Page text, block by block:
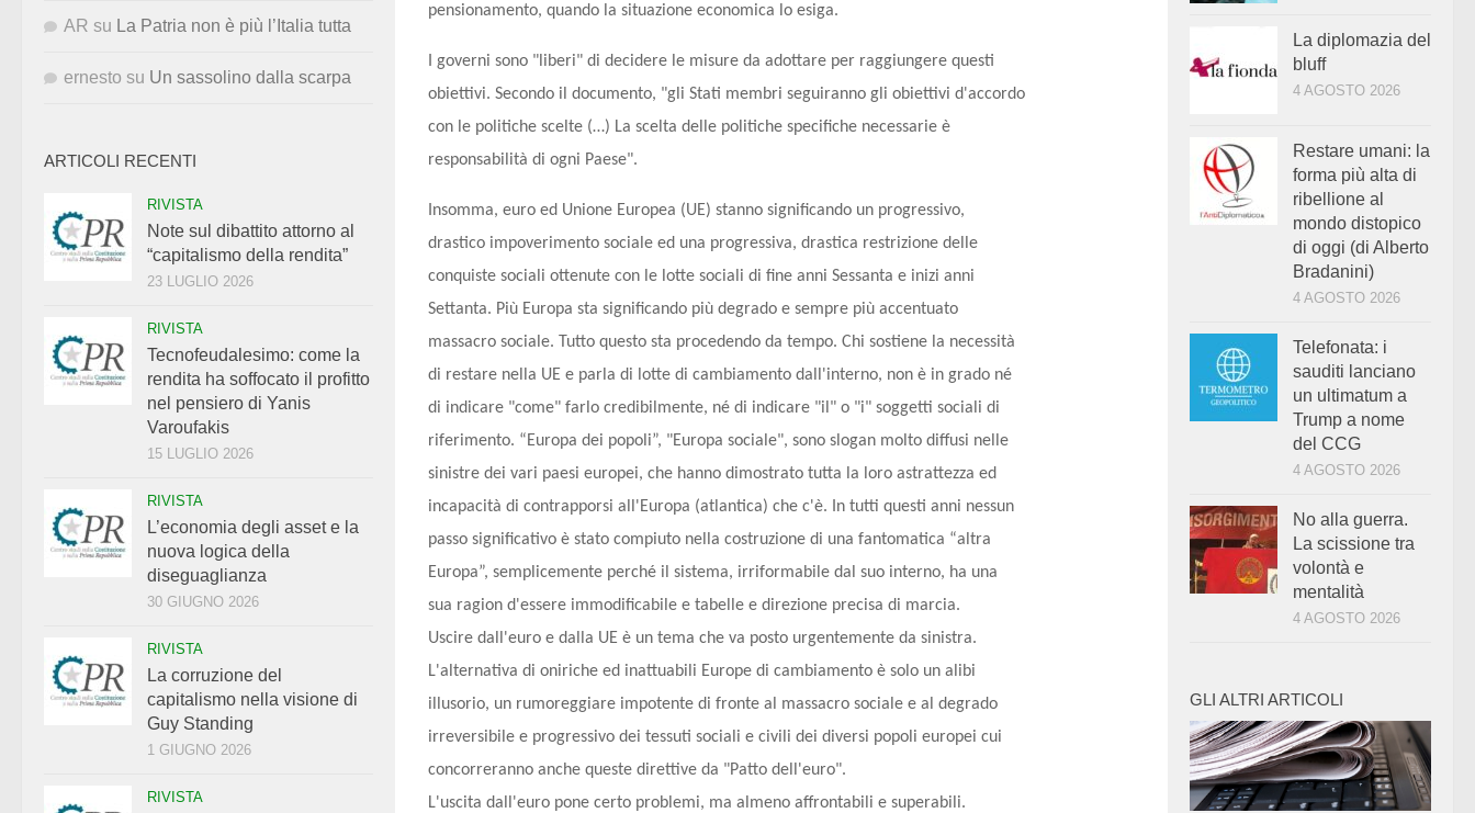
pensionamento, quando la situazione economica lo esiga.
I governi sono "liberi" di decidere le misure da adottare per raggiungere questi
obiettivi. Secondo il documento, "gli Stati membri seguiranno gli obiettivi d'accordo
con le politiche scelte (…) La scelta delle politiche specifiche necessarie è
responsabilità di ogni Paese".
Insomma, euro ed Unione Europea (UE) stanno significando un progressivo,
drastico impoverimento sociale ed una progressiva, drastica restrizione delle
conquiste sociali ottenute con le lotte sociali di fine anni Sessanta e inizi anni
Settanta. Più Europa sta significando più degrado e sempre più accentuato
massacro sociale. Tutto questo sta procedendo da tempo. Chi sostiene la necessità
di restare nella UE e parla di lotte di cambiamento dall'interno, non è in grado né
di indicare "come" farlo credibilmente, né di indicare "il" o "i" soggetti sociali di
riferimento. “Europa dei popoli”, "Europa sociale", sono slogan molto diffusi nelle
sinistre dei vari paesi europei, che hanno dimostrato tutta la loro astrattezza ed
incapacità di contrapporsi all'Europa (atlantica) che c'è. In tutti questi anni nessun
passo significativo è stato compiuto nella costruzione di una fantomatica “altra
Europa”, semplicemente perché il sistema, irriformabile dal suo interno, ha una
sua ragion d'essere immodificabile e tabelle e direzione precisa di marcia.
Uscire dall'euro e dalla UE è un tema che va posto urgentemente da sinistra.
L'alternativa di oniriche ed inattuabili Europe di cambiamento è solo un alibi
illusorio, un rumoreggiare impotente di fronte al massacro sociale e al degrado
irreversibile e progressivo dei tessuti sociali e civili dei diversi popoli europei cui
concorreranno anche queste direttive da "Patto dell'euro".
L'uscita dall'euro pone certo problemi, ma almeno affrontabili e superabili.
AR su La Patria non è più l’Italia tutta
ernesto su Un sassolino dalla scarpa
ARTICOLI RECENTI
RIVISTA
Note sul dibattito attorno al
“capitalismo della rendita”
23 LUGLIO 2026
RIVISTA
Tecnofeudalesimo: come la
rendita ha soffocato il profitto
nel pensiero di Yanis
Varoufakis
15 LUGLIO 2026
RIVISTA
L’economia degli asset e la
nuova logica della
diseguaglianza
30 GIUGNO 2026
RIVISTA
La corruzione del
capitalismo nella visione di
Guy Standing
1 GIUGNO 2026
RIVISTA
La diplomazia del
bluff
4 AGOSTO 2026
Restare umani: la
forma più alta di
ribellione al
mondo distopico
di oggi (di Alberto
Bradanini)
4 AGOSTO 2026
Telefonata: i
sauditi lanciano
un ultimatum a
Trump a nome
del CCG
4 AGOSTO 2026
No alla guerra.
La scissione tra
volontà e
mentalità
4 AGOSTO 2026
GLI ALTRI ARTICOLI